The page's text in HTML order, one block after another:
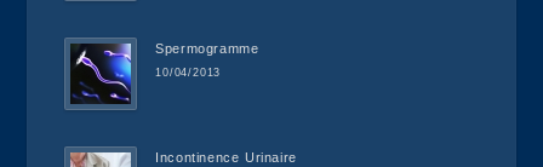
Spermogramme
10/04/2013
Incontinence Urinaire